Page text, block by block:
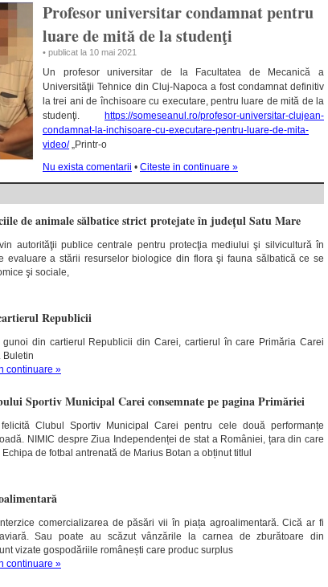
Profesor universitar condamnat pentru
luare de mită de la studenţi
• publicat la 10 mai 2021
Un profesor universitar de la Facultatea de Mecanică a
Universităţii Tehnice din Cluj-Napoca a fost condamnat definitiv
la trei ani de închisoare cu executare, pentru luare de mită de la
studenţi. https://someseanul.ro/profesor-universitar-clujean-
condamnat-la-inchisoare-cu-executare-pentru-luare-de-mita-
video/„Printr-o
Nu exista comentarii • Citeste in continuare »
de animale sălbatice strict protejate în județul Satu Mare
autorităţii publice centrale pentru protecţia mediului şi silvicultură în
evaluare a stării resurselor biologice din flora şi fauna sălbatică ce se
şi sociale,
Republicii
din cartierul Republicii din Carei, cartierul în care Primăria Carei
Buletin
continuare »
Sportiv Municipal Carei consemnate pe pagina Primăriei
Clubul Sportiv Municipal Carei pentru cele două performanțe
NIMIC despre Ziua Independenței de stat a României, țara din care
de fotbal antrenată de Marius Botan a obținut titlul
comercializarea de păsări vii în piața agroalimentară. Cică ar fi
Sau poate au scăzut vânzările la carnea de zburătoare din
vizate gospodăriile românești care produc surplus
continuare »